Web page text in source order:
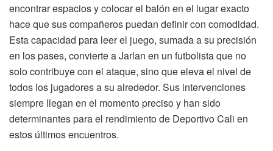
encontrar espacios y colocar el balón en el lugar exacto
hace que sus compañeros puedan definir con comodidad.
Esta capacidad para leer el juego, sumada a su precisión
en los pases, convierte a Jarlan en un futbolista que no
solo contribuye con el ataque, sino que eleva el nivel de
todos los jugadores a su alrededor. Sus intervenciones
siempre llegan en el momento preciso y han sido
determinantes para el rendimiento de Deportivo Cali en
estos últimos encuentros.